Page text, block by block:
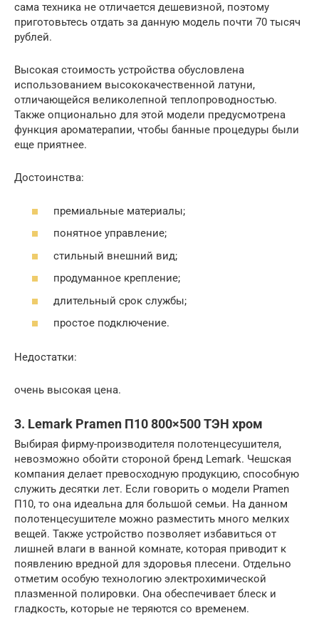
сама техника не отличается дешевизной, поэтому
приготовьтесь отдать за данную модель почти 70 тысяч
рублей.
Высокая стоимость устройства обусловлена
использованием высококачественной латуни,
отличающейся великолепной теплопроводностью.
Также опционально для этой модели предусмотрена
функция ароматерапии, чтобы банные процедуры были
еще приятнее.
Достоинства:
премиальные материалы;
понятное управление;
стильный внешний вид;
продуманное крепление;
длительный срок службы;
простое подключение.
Недостатки:
очень высокая цена.
3. Lemark Pramen П10 800×500 ТЭН хром
Выбирая фирму-производителя полотенцесушителя,
невозможно обойти стороной бренд Lemark. Чешская
компания делает превосходную продукцию, способную
служить десятки лет. Если говорить о модели Pramen
П10, то она идеальна для большой семьи. На данном
полотенцесушителе можно разместить много мелких
вещей. Также устройство позволяет избавиться от
лишней влаги в ванной комнате, которая приводит к
появлению вредной для здоровья плесени. Отдельно
отметим особую технологию электрохимической
плазменной полировки. Она обеспечивает блеск и
гладкость, которые не теряются со временем.